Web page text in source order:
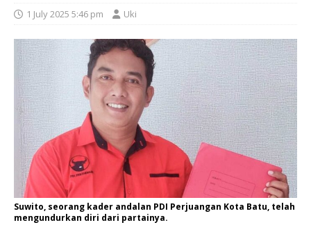
1 July 2025 5:46 pm Uki
Suwito, seorang kader andalan PDI Perjuangan Kota Batu, telah
mengundurkan diri dari partainya.